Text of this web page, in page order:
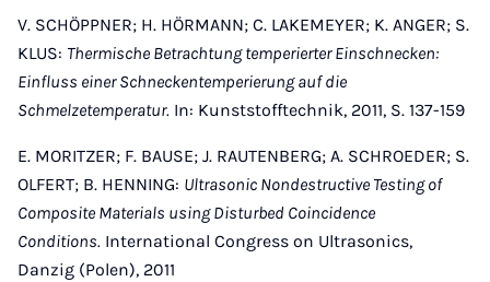
V. SCHÖPPNER; H. HÖRMANN; C. LAKEMEYER; K. ANGER; S.
KLUS: Thermische Betrachtung temperierter Einschnecken:
Einfluss einer Schneckentemperierung auf die
Schmelzetemperatur. In: Kunststofftechnik, 2011, S. 137-159
E. MORITZER; F. BAUSE; J. RAUTENBERG; A. SCHROEDER; S.
OLFERT; B. HENNING: Ultrasonic Nondestructive Testing of
Composite Materials using Disturbed Coincidence
Conditions. International Congress on Ultrasonics,
Danzig (Polen), 2011